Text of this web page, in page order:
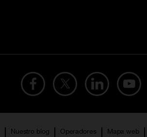
Nuestro blog Operadores Mapa web